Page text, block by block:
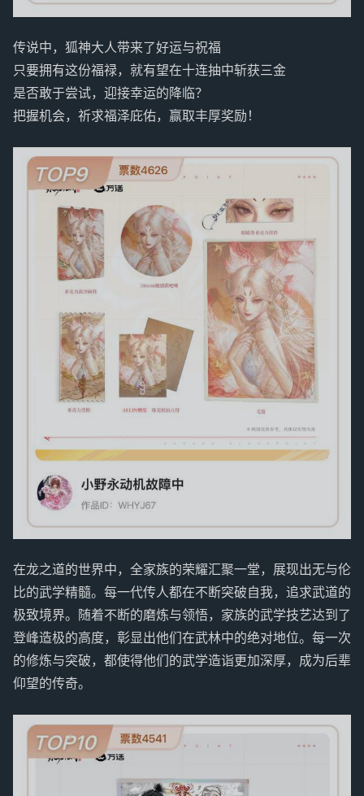
传说中，狐神大人带来了好运与祝福
只要拥有这份福禄，就有望在十连抽中斩获三金
是否敢于尝试，迎接幸运的降临？
把握机会，祈求福泽庇佑，赢取丰厚奖励！
在龙之道的世界中，全家族的荣耀汇聚一堂，展现出无与伦
比的武学精髓。每一代传人都在不断突破自我，追求武道的
极致境界。随着不断的磨炼与领悟，家族的武学技艺达到了
登峰造极的高度，彰显出他们在武林中的绝对地位。每一次
的修炼与突破，都使得他们的武学造诣更加深厚，成为后辈
仰望的传奇。